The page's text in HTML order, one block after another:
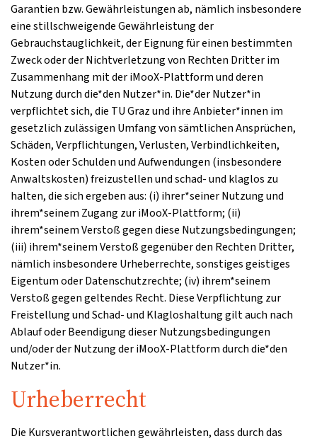
Garantien bzw. Gewährleistungen ab, nämlich insbesondere
eine stillschweigende Gewährleistung der
Gebrauchstauglichkeit, der Eignung für einen bestimmten
Zweck oder der Nichtverletzung von Rechten Dritter im
Zusammenhang mit der iMooX-Plattform und deren
Nutzung durch die*den Nutzer*in. Die*der Nutzer*in
verpflichtet sich, die TU Graz und ihre Anbieter*innen im
gesetzlich zulässigen Umfang von sämtlichen Ansprüchen,
Schäden, Verpflichtungen, Verlusten, Verbindlichkeiten,
Kosten oder Schulden und Aufwendungen (insbesondere
Anwaltskosten) freizustellen und schad- und klaglos zu
halten, die sich ergeben aus: (i) ihrer*seiner Nutzung und
ihrem*seinem Zugang zur iMooX-Plattform; (ii)
ihrem*seinem Verstoß gegen diese Nutzungsbedingungen;
(iii) ihrem*seinem Verstoß gegenüber den Rechten Dritter,
nämlich insbesondere Urheberrechte, sonstiges geistiges
Eigentum oder Datenschutzrechte; (iv) ihrem*seinem
Verstoß gegen geltendes Recht. Diese Verpflichtung zur
Freistellung und Schad- und Klagloshaltung gilt auch nach
Ablauf oder Beendigung dieser Nutzungsbedingungen
und/oder der Nutzung der iMooX-Plattform durch die*den
Nutzer*in.
Urheberrecht
Die Kursverantwortlichen gewährleisten, dass durch das